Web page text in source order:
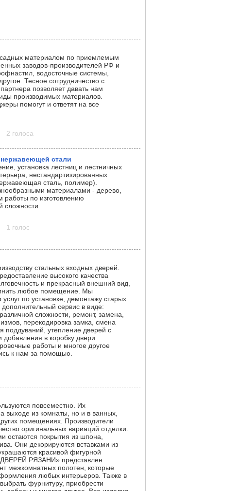
материалом по приемлемым
заводов-производителей РФ и
водосточные системы,
Тесное сотрудничество с
позволяет давать нам
производимых материалов.
помогут и ответят на все
2 голоса
стали
установка лестниц и лестничных
нестандартизированных
сталь, полимер).
материалами - дерево,
работы по изготовлению
сложности.
1 голос
стальных входных дверей.
высокого качества
и прекрасный внешний вид,
любое помещение. Мы
по установке, демонтажу старых
дополнительный сервис в виде:
сложности, ремонт, замена,
перекодировка замка, смена
поддуваний, утепление дверей с
в коробку двери
работы и многое другое
к нам за помощью.
повсеместно. Их
выходе из комнаты, но и в ванных,
помещениях. Производители
оригинальных вариаций отделки.
остаются покрытия из шпона,
Они декорируются вставками из
красивой фигурной
РЯЗАНИ» представлен
межкомнатных полотен, которые
любых интерьеров. Также в
фурнитуру, приобрести